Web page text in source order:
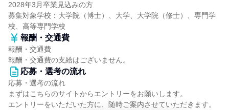
2028年3月卒業見込みの方
募集対象学校：大学院（博士）、大学、大学院（修士）、専門学
校、高等専門学校
報酬・交通費
報酬・交通費
報酬・交通費の支給はございません。
応募・選考の流れ
応募・選考の流れ
まずはこちらのサイトからエントリーをお願いします。
エントリーをいただいた方に、随時ご案内させていただきます。